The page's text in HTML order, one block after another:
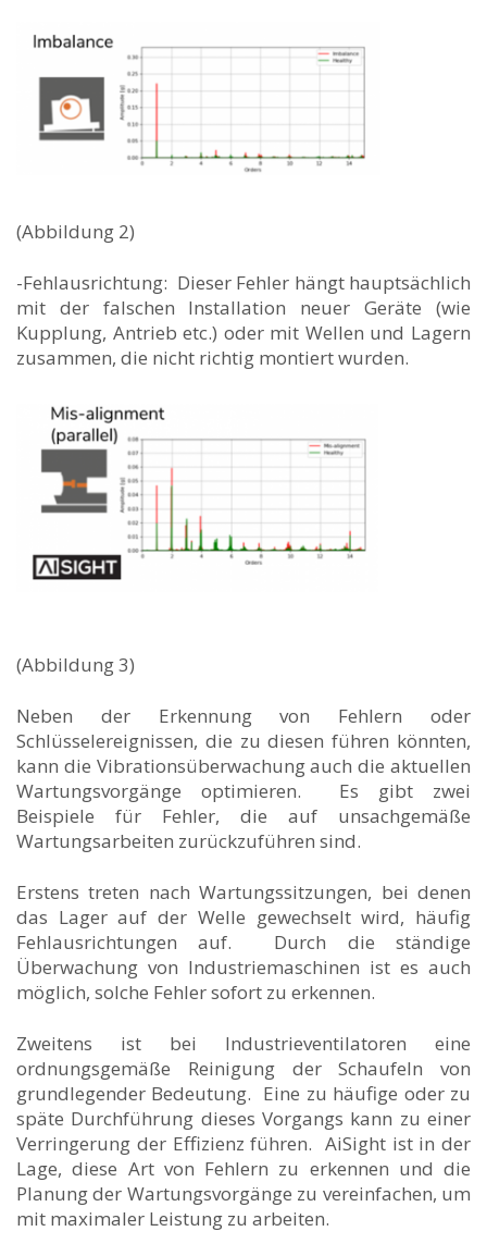
(Abbildung 2)
-Fehlausrichtung: Dieser Fehler hängt hauptsächlich
mit der falschen Installation neuer Geräte (wie
Kupplung, Antrieb etc.) oder mit Wellen und Lagern
zusammen, die nicht richtig montiert wurden.
(Abbildung 3)
Neben der Erkennung von Fehlern oder
Schlüsselereignissen, die zu diesen führen könnten,
kann die Vibrationsüberwachung auch die aktuellen
Wartungsvorgänge optimieren. Es gibt zwei
Beispiele für Fehler, die auf unsachgemäße
Wartungsarbeiten zurückzuführen sind.
Erstens treten nach Wartungssitzungen, bei denen
das Lager auf der Welle gewechselt wird, häufig
Fehlausrichtungen auf. Durch die ständige
Überwachung von Industriemaschinen ist es auch
möglich, solche Fehler sofort zu erkennen.
Zweitens ist bei Industrieventilatoren eine
ordnungsgemäße Reinigung der Schaufeln von
grundlegender Bedeutung. Eine zu häufige oder zu
späte Durchführung dieses Vorgangs kann zu einer
Verringerung der Effizienz führen. AiSight ist in der
Lage, diese Art von Fehlern zu erkennen und die
Planung der Wartungsvorgänge zu vereinfachen, um
mit maximaler Leistung zu arbeiten.